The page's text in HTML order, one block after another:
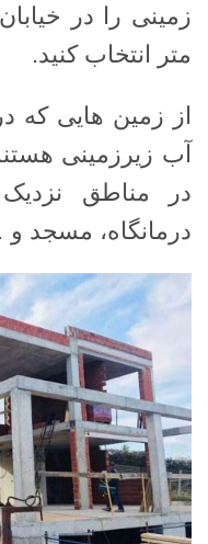
متر انتخاب کنید.
از زمین هایی که
آب زیرزمینی
در مناطق
درمانگاه، مسجد